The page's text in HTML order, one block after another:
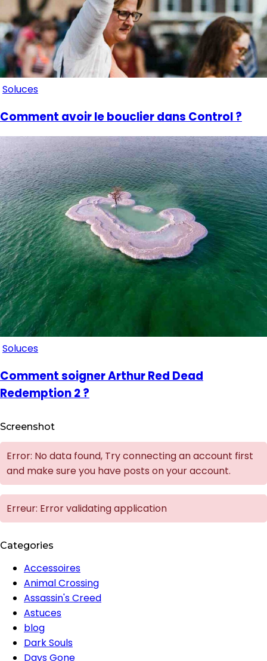
Soluces
Comment avoir le bouclier dans Control ?
Soluces
Comment soigner Arthur Red Dead
Redemption 2 ?
Screenshot
Error: No data found, Try connecting an account first
and make sure you have posts on your account.
Erreur: Error validating application
Categories
Accessoires
Animal Crossing
Assassin's Creed
Astuces
blog
Dark Souls
Days Gone